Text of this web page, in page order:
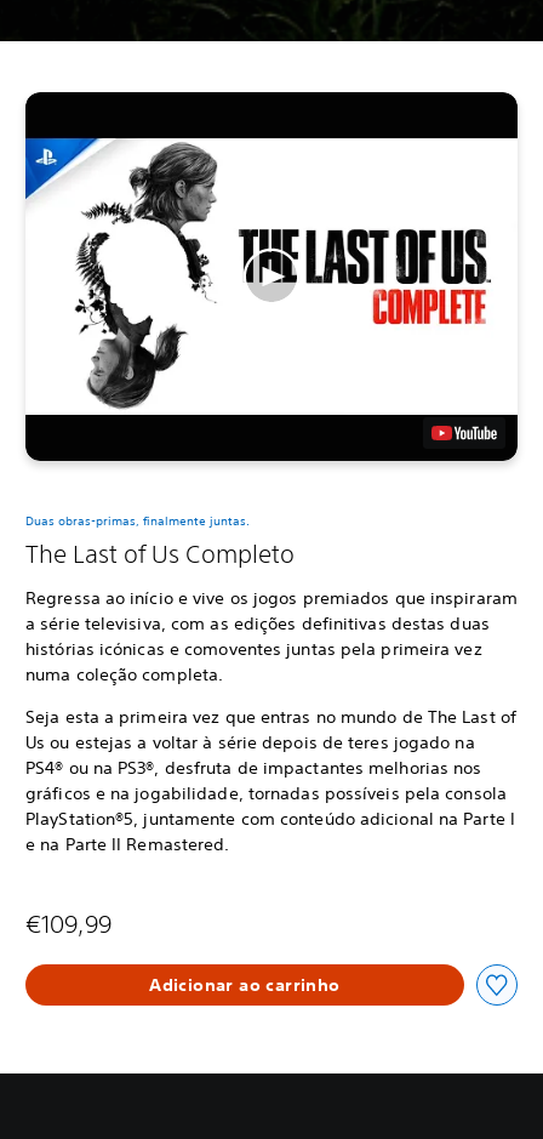
Duas obras-primas, finalmente juntas.
The Last of Us Completo
Regressa ao início e vive os jogos premiados que inspiraram
a série televisiva, com as edições definitivas destas duas
histórias icónicas e comoventes juntas pela primeira vez
numa coleção completa.
Seja esta a primeira vez que entras no mundo de The Last of
Us ou estejas a voltar à série depois de teres jogado na
PS4® ou na PS3®, desfruta de impactantes melhorias nos
gráficos e na jogabilidade, tornadas possíveis pela consola
PlayStation®5, juntamente com conteúdo adicional na Parte I
e na Parte II Remastered.
€109,99
Adicionar ao carrinho